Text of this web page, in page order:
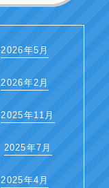
2026年5月
2026年2月
2025年11月
2025年7月
2025年4月